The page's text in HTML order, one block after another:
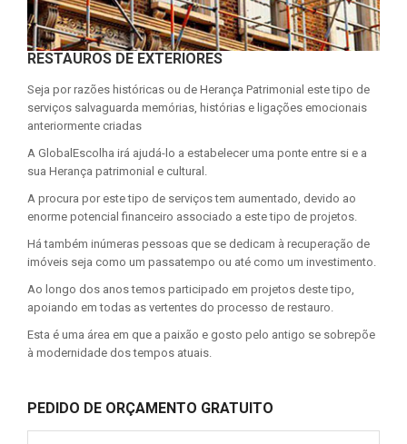
RESTAUROS DE EXTERIORES
Seja por razões históricas ou de Herança Patrimonial este tipo de
serviços salvaguarda memórias, histórias e ligações emocionais
anteriormente criadas
A GlobalEscolha irá ajudá-lo a estabelecer uma ponte entre si e a
sua Herança patrimonial e cultural.
A procura por este tipo de serviços tem aumentado, devido ao
enorme potencial financeiro associado a este tipo de projetos.
Há também inúmeras pessoas que se dedicam à recuperação de
imóveis seja como um passatempo ou até como um investimento.
Ao longo dos anos temos participado em projetos deste tipo,
apoiando em todas as vertentes do processo de restauro.
Esta é uma área em que a paixão e gosto pelo antigo se sobrepõe
à modernidade dos tempos atuais.
PEDIDO DE ORÇAMENTO GRATUITO